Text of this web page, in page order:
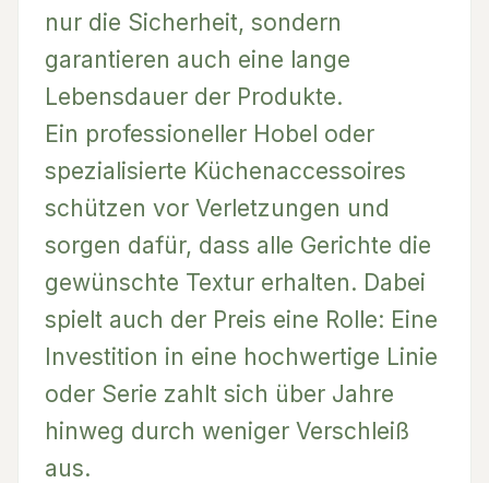
nur die Sicherheit, sondern
garantieren auch eine lange
Lebensdauer der Produkte.
Ein professioneller Hobel oder
spezialisierte Küchenaccessoires
schützen vor Verletzungen und
sorgen dafür, dass alle Gerichte die
gewünschte Textur erhalten. Dabei
spielt auch der Preis eine Rolle: Eine
Investition in eine hochwertige Linie
oder Serie zahlt sich über Jahre
hinweg durch weniger Verschleiß
aus.